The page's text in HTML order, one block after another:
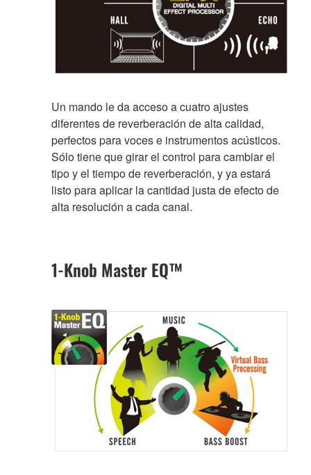
Un mando le da acceso a cuatro ajustes
diferentes de reverberación de alta calidad,
perfectos para voces e instrumentos acústicos.
Sólo tiene que girar el control para cambiar el
tipo y el tiempo de reverberación, y ya estará
listo para aplicar la cantidad justa de efecto de
alta resolución a cada canal.
1-Knob Master EQ™